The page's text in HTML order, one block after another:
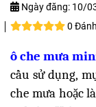
Ngày đăng: 10/
0
ô che mưa
cầu sử dụng,
che mưa hoặc